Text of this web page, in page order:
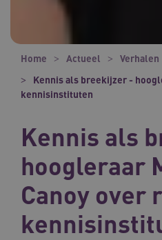
Home Actueel
Verhalen
Kennis als breekijzer -
kennisinstituten
Kennis als
hoogleraar
Canoy over